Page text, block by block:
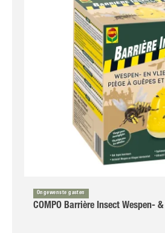
Ongewenste gasten
COMPO Barrière Insect Wespen-